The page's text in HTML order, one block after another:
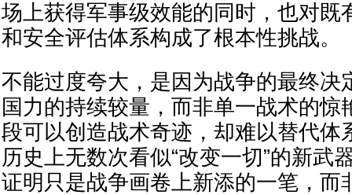
场上获得军事级效能的同时，也对既
和安全评估体系构成了根本性挑战。
不能过度夸大，是因为战争的最终决
国力的持续较量，而非单一战术的惊
段可以创造战术奇迹，却难以替代体
历史上无数次看似“改变一切”的新武
证明只是战争画卷上新添的一笔，而